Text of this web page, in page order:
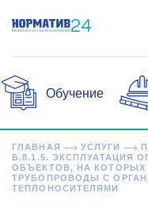
Обучение
ГЛАВНАЯ УСЛУГИ
Б.8.1.5. ЭКСПЛУАТАЦИЯ
ОБЪЕКТОВ, НА
ТРУБОПРОВОДЫ С
ТЕПЛОНОСИТЕЛЯМИ